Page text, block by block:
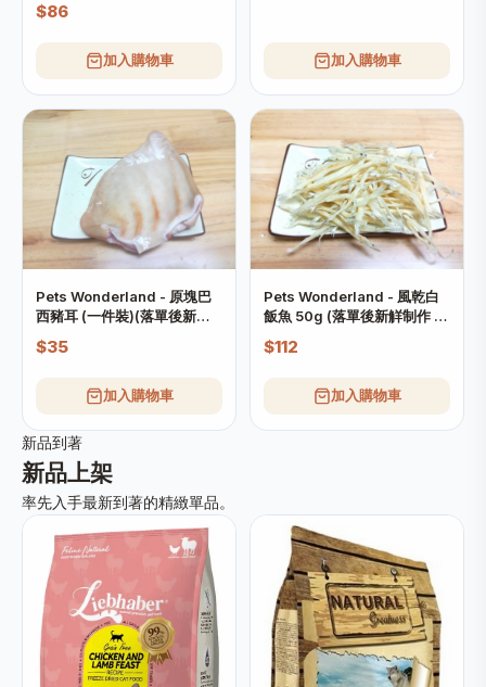
$86
加入購物車 加入購物車
Pets Wonderland - 原塊巴
西豬耳 (一件裝)(落單後新觧
制作 制作需時約7日)
$35
加入購物車
Pets Wonderland - 風乾白
飯魚 50g (落單後新觧制作 制
作需時約7日)
$112
加入購物車
新品到著
新品上架
率先入手最新到著的精緻單品。